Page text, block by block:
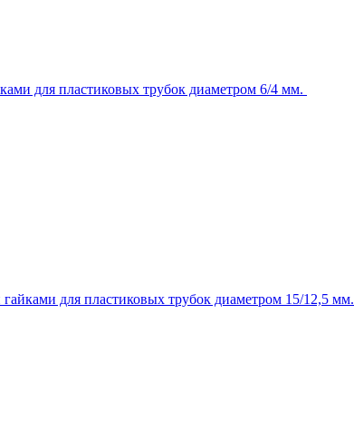
для пластиковых трубок диаметром 6/4 мм.
для пластиковых трубок диаметром 15/12,5 мм.